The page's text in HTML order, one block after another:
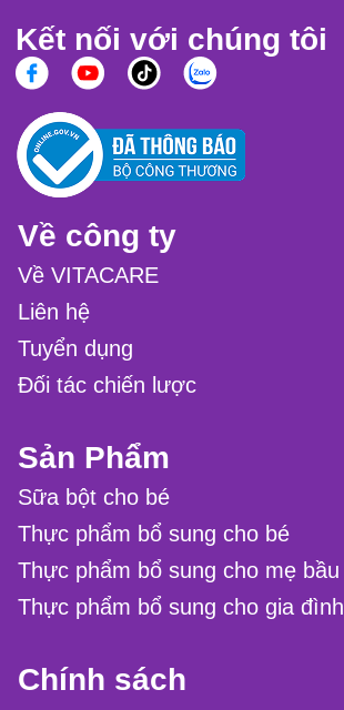
Kết nối với chúng tôi
Về công ty
Về VITACARE
Liên hệ
Tuyển dụng
Đối tác chiến lược
Sản Phẩm
Sữa bột cho bé
Thực phẩm bổ sung cho bé
Thực phẩm bổ sung cho mẹ bầu
Thực phẩm bổ sung cho gia đình
Chính sách